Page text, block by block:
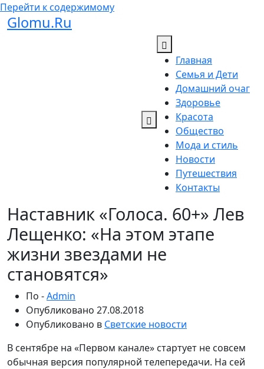
Перейти к содержимому
Glomu.Ru
Главная
Семья и Дети
Домашний очаг
Здоровье
Красота
Общество
Мода и стиль
Новости
Путешествия
Контакты
Наставник «Голоса. 60+» Лев
Лещенко: «На этом этапе
жизни звездами не
становятся»
По -Admin
Опубликовано 27.08.2018
Опубликовано в Светские новости
В сентябре на «Первом канале» стартует не совсем
обычная версия популярной телепередачи. На сей